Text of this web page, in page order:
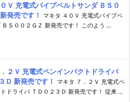
Ｖ 充電式パイプベルトサンダ ＢＳ０
発売です！
マキタ ４０Ｖ 充電式パイプベ
ＢＳ００２ＧＺ 新発売です！ このよう ...
２Ｖ 充電式ペンインパクトドライバ
Ｄ 新発売です！
マキタ ７．２Ｖ 充電式ペ
ドライバ ＴＤ０２３Ｄ 新発売です！ 従来 ...